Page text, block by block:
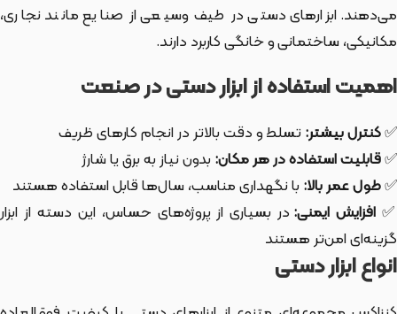
می‌دهند. ابزارهای دستی در طیف وسیعی از صنایع مانند نجاری،
مکانیکی، ساختمانی و خانگی کاربرد دارند.
اهمیت استفاده از ابزار دستی در صنعت
✅کنترل بیشتر: تسلط و دقت بالاتر در انجام کارهای ظریف
✅قابلیت استفاده در هر مکان: بدون نیاز به برق یا شارژ
✅طول عمر بالا: با نگهداری مناسب، سال‌ها قابل استفاده هستند
✅ افزایش ایمنی: در بسیاری از پروژه‌های حساس، این دسته از ابزار
گزینه‌ای امن‌تر هستند
انواع ابزار دستی